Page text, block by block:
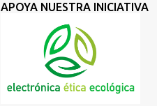
APOYA NUESTRA INICIATIVA